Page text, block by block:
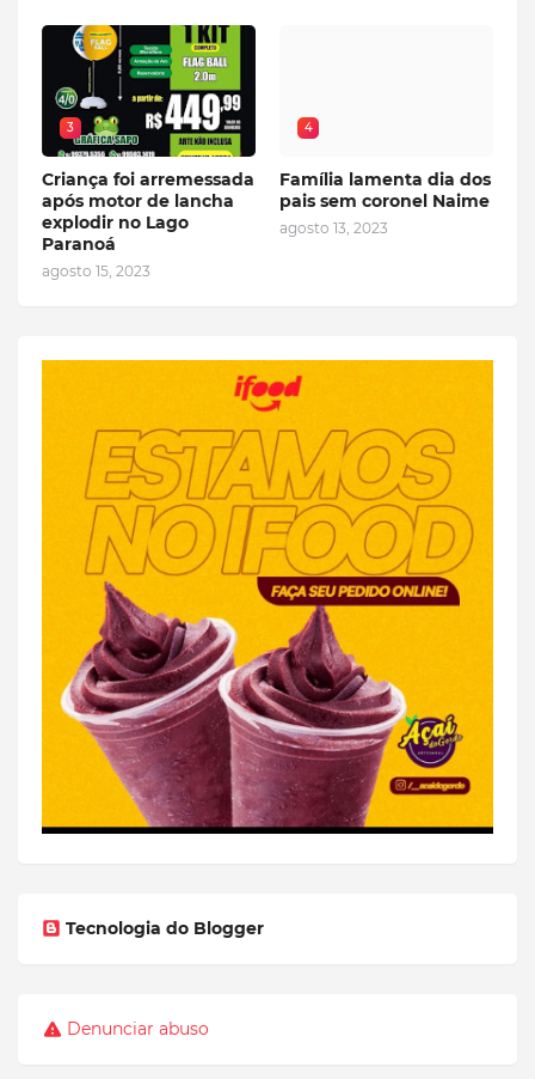
3
Criança foi arremessada
após motor de lancha
explodir no Lago
Paranoá
agosto 15, 2023
4
Família lamenta dia dos
pais sem coronel Naime
agosto 13, 2023
Tecnologia do Blogger
Denunciar abuso